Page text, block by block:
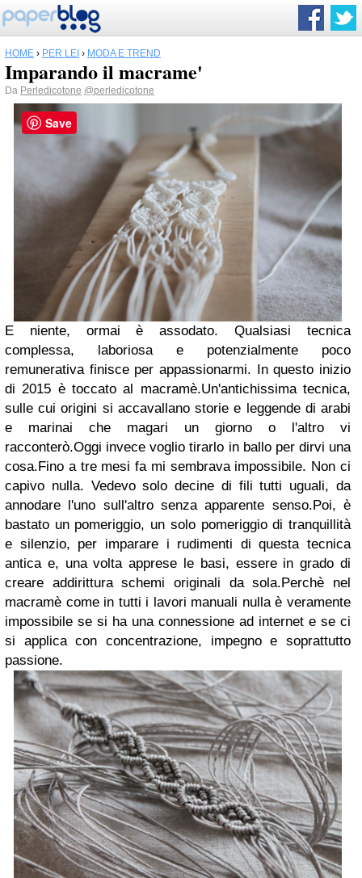
HOME › PER LEI › MODA E TREND
Imparando il macrame'
Da Perledicotone @perledicotone
E niente, ormai è assodato. Qualsiasi tecnica
complessa, laboriosa e potenzialmente poco
remunerativa finisce per appassionarmi. In questo inizio
di 2015 è toccato al macramè.Un'antichissima tecnica,
sulle cui origini si accavallano storie e leggende di arabi
e marinai che magari un giorno o l'altro vi
racconterò.Oggi invece voglio tirarlo in ballo per dirvi una
cosa.Fino a tre mesi fa mi sembrava impossibile. Non ci
capivo nulla. Vedevo solo decine di fili tutti uguali, da
annodare l'uno sull'altro senza apparente senso.Poi, è
bastato un pomeriggio, un solo pomeriggio di tranquillità
e silenzio, per imparare i rudimenti di questa tecnica
antica e, una volta apprese le basi, essere in grado di
creare addirittura schemi originali da sola.Perchè nel
macramè come in tutti i lavori manuali nulla è veramente
impossibile se si ha una connessione ad internet e se ci
si applica con concentrazione, impegno e soprattutto
passione.
Save